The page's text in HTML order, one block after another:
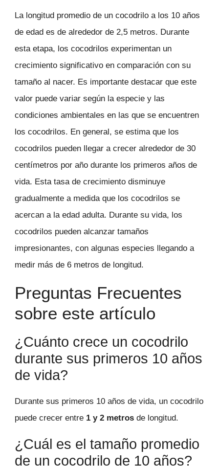
La longitud promedio de un cocodrilo a los 10 años
de edad es de alrededor de 2,5 metros. Durante
esta etapa, los cocodrilos experimentan un
crecimiento significativo en comparación con su
tamaño al nacer. Es importante destacar que este
valor puede variar según la especie y las
condiciones ambientales en las que se encuentren
los cocodrilos. En general, se estima que los
cocodrilos pueden llegar a crecer alrededor de 30
centímetros por año durante los primeros años de
vida. Esta tasa de crecimiento disminuye
gradualmente a medida que los cocodrilos se
acercan a la edad adulta. Durante su vida, los
cocodrilos pueden alcanzar tamaños
impresionantes, con algunas especies llegando a
medir más de 6 metros de longitud.
Preguntas Frecuentes
sobre este artículo
¿Cuánto crece un cocodrilo
durante sus primeros 10 años
de vida?
Durante sus primeros 10 años de vida, un cocodrilo
puede crecer entre 1 y 2 metros de longitud.
¿Cuál es el tamaño promedio
de un cocodrilo de 10 años?